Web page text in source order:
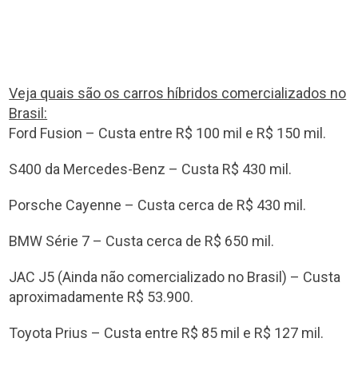
Veja quais são os carros híbridos comercializados no
Brasil:
Ford Fusion – Custa entre R$ 100 mil e R$ 150 mil.
S400 da Mercedes-Benz – Custa R$ 430 mil.
Porsche Cayenne – Custa cerca de R$ 430 mil.
BMW Série 7 – Custa cerca de R$ 650 mil.
JAC J5 (Ainda não comercializado no Brasil) – Custa
aproximadamente R$ 53.900.
Toyota Prius – Custa entre R$ 85 mil e R$ 127 mil.